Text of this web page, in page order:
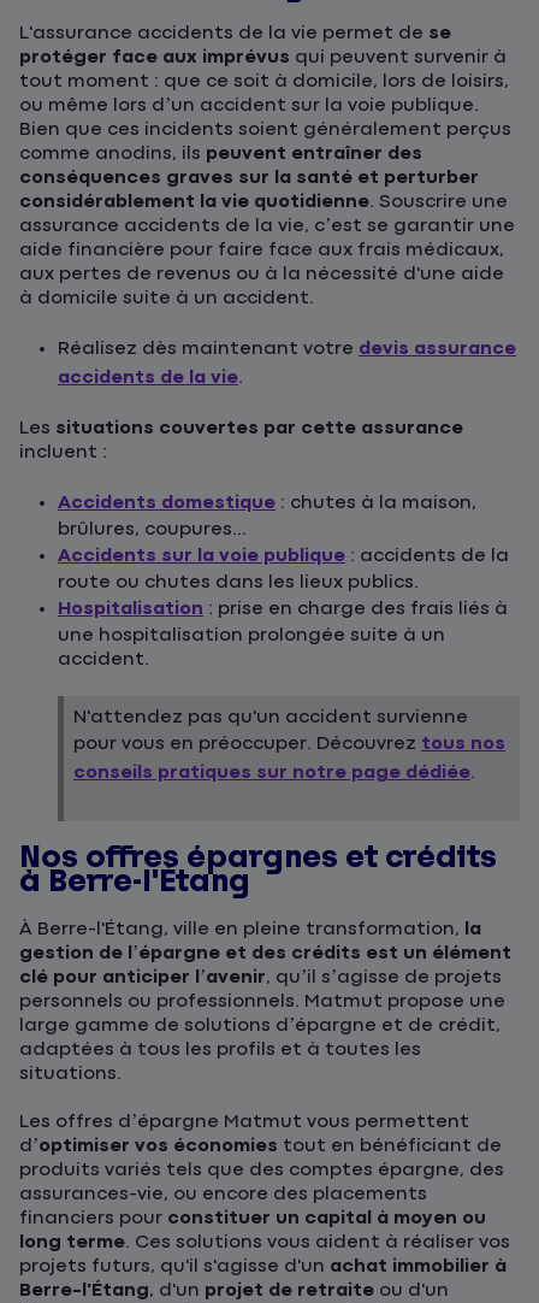
L'assurance accidents de la vie permet de se
protéger face aux imprévus qui peuvent survenir à
tout moment : que ce soit à domicile, lors de loisirs,
ou même lors d’un accident sur la voie publique.
Bien que ces incidents soient généralement perçus
comme anodins, ils peuvent entraîner des
conséquences graves sur la santé et perturber
considérablement la vie quotidienne. Souscrire une
assurance accidents de la vie, c’est se garantir une
aide financière pour faire face aux frais médicaux,
aux pertes de revenus ou à la nécessité d'une aide
à domicile suite à un accident.
Réalisez dès maintenant votre devis assurance
accidents de la vie.
Les situations couvertes par cette assurance
incluent :
Accidents domestique : chutes à la maison,
brûlures, coupures...
Accidents sur la voie publique : accidents de la
route ou chutes dans les lieux publics.
Hospitalisation : prise en charge des frais liés à
une hospitalisation prolongée suite à un
accident.
N'attendez pas qu'un accident survienne
pour vous en préoccuper. Découvrez tous nos
conseils pratiques sur notre page dédiée.
Nos offres épargnes et crédits
à Berre-l'Étang
À Berre-l'Étang, ville en pleine transformation, la
gestion de l’épargne et des crédits est un élément
clé pour anticiper l’avenir, qu’il s’agisse de projets
personnels ou professionnels. Matmut propose une
large gamme de solutions d’épargne et de crédit,
adaptées à tous les profils et à toutes les
situations.
Les offres d’épargne Matmut vous permettent
d’optimiser vos économies tout en bénéficiant de
produits variés tels que des comptes épargne, des
assurances-vie, ou encore des placements
financiers pour constituer un capital à moyen ou
long terme. Ces solutions vous aident à réaliser vos
projets futurs, qu'il s'agisse d'un achat immobilier à
Berre-l'Étang, d'un projet de retraite ou d'un